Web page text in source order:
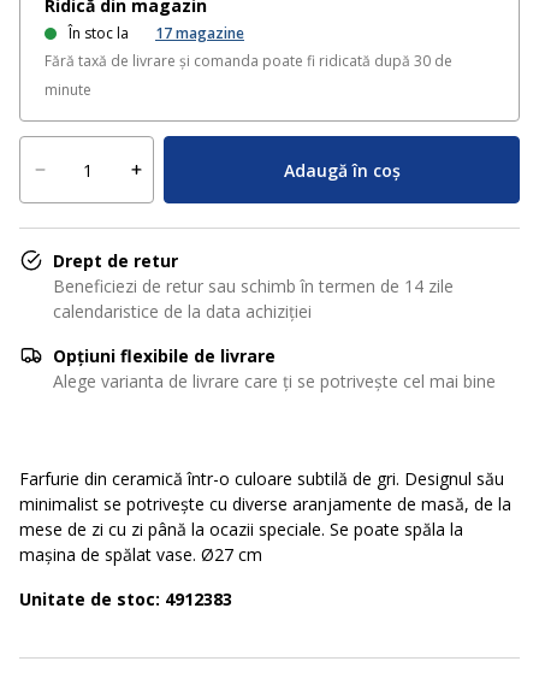
Ridică din magazin
În stoc la 17magazine
Fără taxă de livrare și comanda poate fi ridicată după 30 de
minute
Adaugă în coș
Drept de retur
Beneficiezi de retur sau schimb în termen de 14 zile
calendaristice de la data achiziției
Opțiuni flexibile de livrare
Alege varianta de livrare care ți se potrivește cel mai bine
Farfurie din ceramică într-o culoare subtilă de gri. Designul său
minimalist se potrivește cu diverse aranjamente de masă, de la
mese de zi cu zi până la ocazii speciale. Se poate spăla la
mașina de spălat vase. Ø27 cm
Unitate de stoc: 4912383